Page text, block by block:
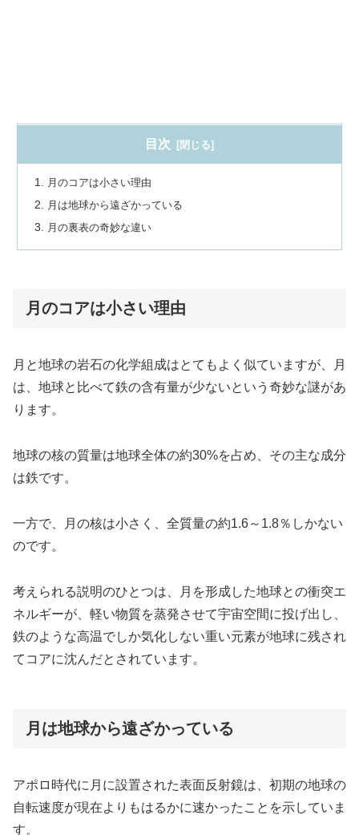
目次
月のコアは小さい理由
月は地球から遠ざかっている
月の裏表の奇妙な違い
月のコアは小さい理由
月と地球の岩石の化学組成はとてもよく似ていますが、月
は、地球と比べて鉄の含有量が少ないという奇妙な謎があ
ります。
地球の核の質量は地球全体の約30%を占め、その主な成分
は鉄です。
一方で、月の核は小さく、全質量の約1.6～1.8％しかない
のです。
考えられる説明のひとつは、月を形成した地球との衝突エ
ネルギーが、軽い物質を蒸発させて宇宙空間に投げ出し、
鉄のような高温でしか気化しない重い元素が地球に残され
てコアに沈んだとされています。
月は地球から遠ざかっている
アポロ時代に月に設置された表面反射鏡は、初期の地球の
自転速度が現在よりもはるかに速かったことを示していま
す。